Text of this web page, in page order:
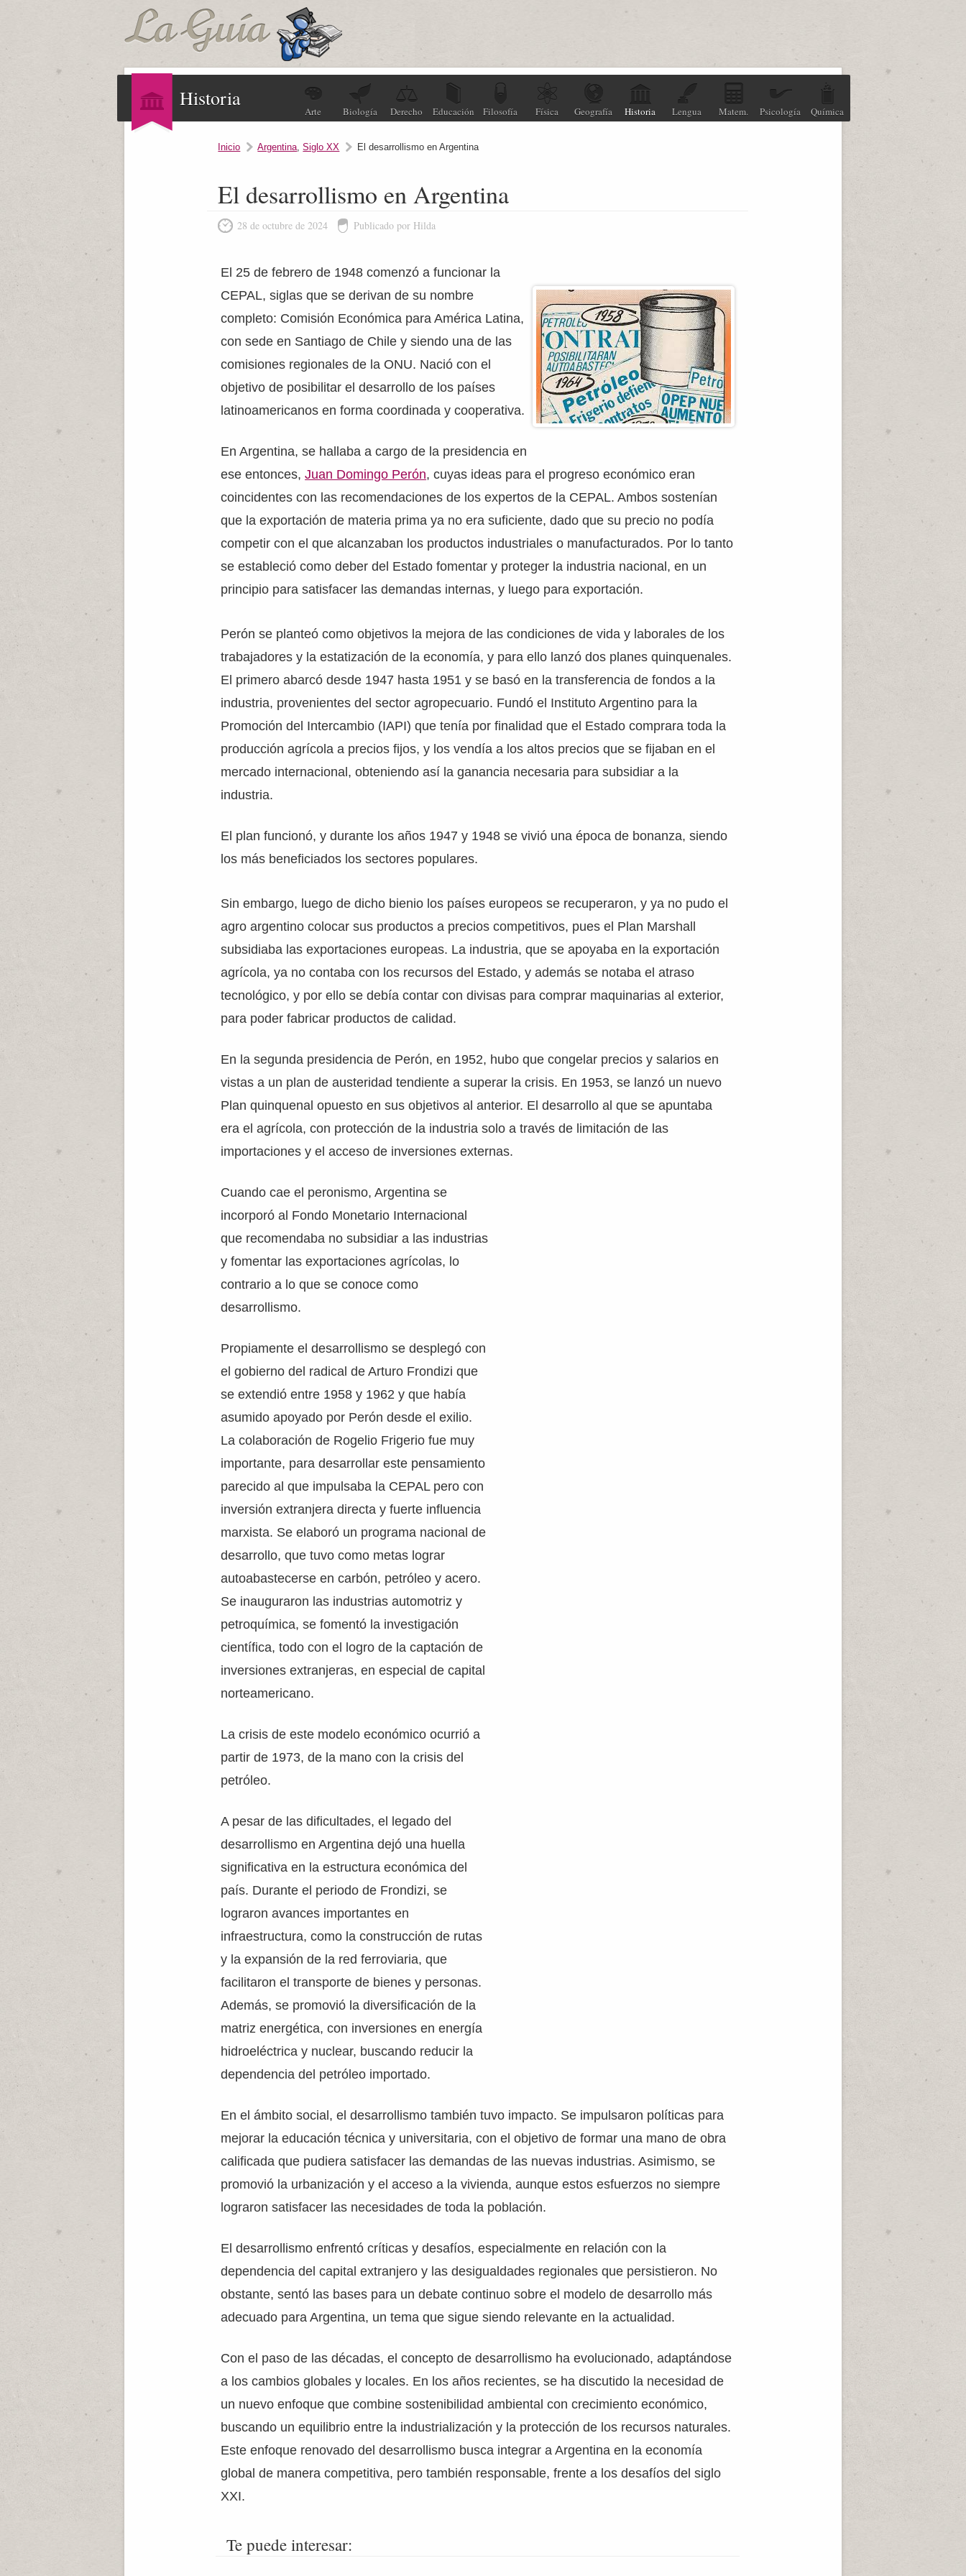
Historia
Arte Biología Derecho Educación Filosofía Física Geografía Historia Lengua Matem. Psicología Química
Inicio Argentina,Siglo XX El desarrollismo en Argentina
El desarrollismo en Argentina
28 de octubre de 2024 Publicado por Hilda
El 25 de febrero de 1948 comenzó a funcionar la
CEPAL, siglas que se derivan de su nombre
completo: Comisión Económica para América Latina,
con sede en Santiago de Chile y siendo una de las
comisiones regionales de la ONU. Nació con el
objetivo de posibilitar el desarrollo de los países
latinoamericanos en forma coordinada y cooperativa.
En Argentina, se hallaba a cargo de la presidencia en
ese entonces,Juan Domingo Perón, cuyas ideas para el progreso económico eran
coincidentes con las recomendaciones de los expertos de la CEPAL. Ambos sostenían
que la exportación de materia prima ya no era suficiente, dado que su precio no podía
competir con el que alcanzaban los productos industriales o manufacturados. Por lo tanto
se estableció como deber del Estado fomentar y proteger la industria nacional, en un
principio para satisfacer las demandas internas, y luego para exportación.
Perón se planteó como objetivos la mejora de las condiciones de vida y laborales de los
trabajadores y la estatización de la economía, y para ello lanzó dos planes quinquenales.
El primero abarcó desde 1947 hasta 1951 y se basó en la transferencia de fondos a la
industria, provenientes del sector agropecuario. Fundó el Instituto Argentino para la
Promoción del Intercambio (IAPI) que tenía por finalidad que el Estado comprara toda la
producción agrícola a precios fijos, y los vendía a los altos precios que se fijaban en el
mercado internacional, obteniendo así la ganancia necesaria para subsidiar a la
industria.
El plan funcionó, y durante los años 1947 y 1948 se vivió una época de bonanza, siendo
los más beneficiados los sectores populares.
Sin embargo, luego de dicho bienio los países europeos se recuperaron, y ya no pudo el
agro argentino colocar sus productos a precios competitivos, pues el Plan Marshall
subsidiaba las exportaciones europeas. La industria, que se apoyaba en la exportación
agrícola, ya no contaba con los recursos del Estado, y además se notaba el atraso
tecnológico, y por ello se debía contar con divisas para comprar maquinarias al exterior,
para poder fabricar productos de calidad.
En la segunda presidencia de Perón, en 1952, hubo que congelar precios y salarios en
vistas a un plan de austeridad tendiente a superar la crisis. En 1953, se lanzó un nuevo
Plan quinquenal opuesto en sus objetivos al anterior. El desarrollo al que se apuntaba
era el agrícola, con protección de la industria solo a través de limitación de las
importaciones y el acceso de inversiones externas.
Cuando cae el peronismo, Argentina se
incorporó al Fondo Monetario Internacional
que recomendaba no subsidiar a las industrias
y fomentar las exportaciones agrícolas, lo
contrario a lo que se conoce como
desarrollismo.
Propiamente el desarrollismo se desplegó con
el gobierno del radical de Arturo Frondizi que
se extendió entre 1958 y 1962 y que había
asumido apoyado por Perón desde el exilio.
La colaboración de Rogelio Frigerio fue muy
importante, para desarrollar este pensamiento
parecido al que impulsaba la CEPAL pero con
inversión extranjera directa y fuerte influencia
marxista. Se elaboró un programa nacional de
desarrollo, que tuvo como metas lograr
autoabastecerse en carbón, petróleo y acero.
Se inauguraron las industrias automotriz y
petroquímica, se fomentó la investigación
científica, todo con el logro de la captación de
inversiones extranjeras, en especial de capital
norteamericano.
La crisis de este modelo económico ocurrió a
partir de 1973, de la mano con la crisis del
petróleo.
A pesar de las dificultades, el legado del
desarrollismo en Argentina dejó una huella
significativa en la estructura económica del
país. Durante el periodo de Frondizi, se
lograron avances importantes en
infraestructura, como la construcción de rutas
y la expansión de la red ferroviaria, que
facilitaron el transporte de bienes y personas.
Además, se promovió la diversificación de la
matriz energética, con inversiones en energía
hidroeléctrica y nuclear, buscando reducir la
dependencia del petróleo importado.
En el ámbito social, el desarrollismo también tuvo impacto. Se impulsaron políticas para
mejorar la educación técnica y universitaria, con el objetivo de formar una mano de obra
calificada que pudiera satisfacer las demandas de las nuevas industrias. Asimismo, se
promovió la urbanización y el acceso a la vivienda, aunque estos esfuerzos no siempre
lograron satisfacer las necesidades de toda la población.
El desarrollismo enfrentó críticas y desafíos, especialmente en relación con la
dependencia del capital extranjero y las desigualdades regionales que persistieron. No
obstante, sentó las bases para un debate continuo sobre el modelo de desarrollo más
adecuado para Argentina, un tema que sigue siendo relevante en la actualidad.
Con el paso de las décadas, el concepto de desarrollismo ha evolucionado, adaptándose
a los cambios globales y locales. En los años recientes, se ha discutido la necesidad de
un nuevo enfoque que combine sostenibilidad ambiental con crecimiento económico,
buscando un equilibrio entre la industrialización y la protección de los recursos naturales.
Este enfoque renovado del desarrollismo busca integrar a Argentina en la economía
global de manera competitiva, pero también responsable, frente a los desafíos del siglo
XXI.
Te puede interesar: